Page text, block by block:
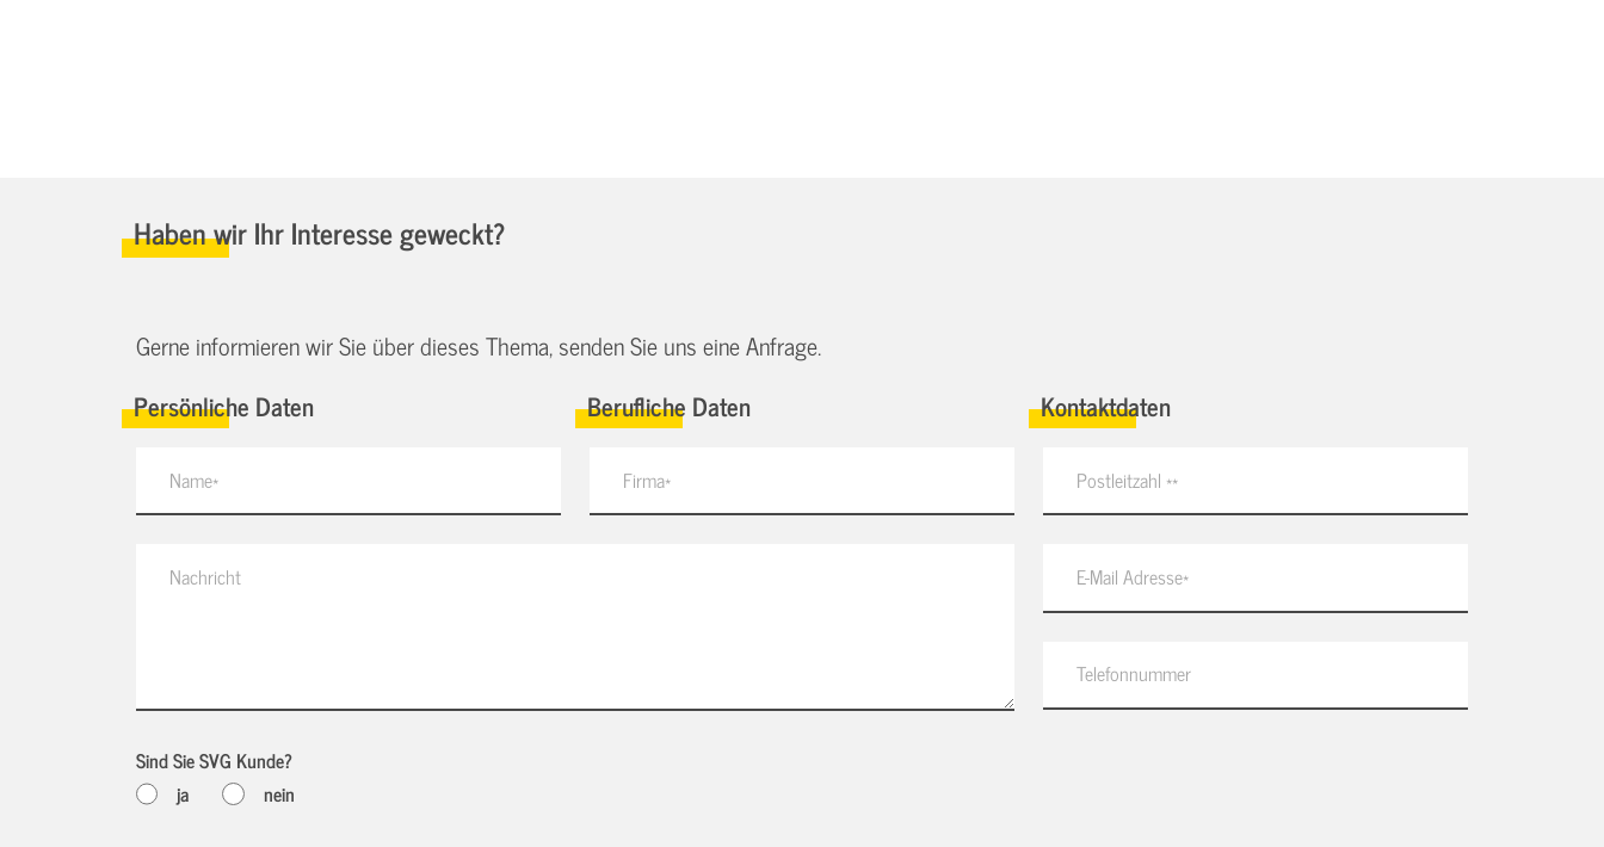
Haben wir Ihr Interesse geweckt?
Gerne informieren wir Sie über dieses Thema, senden Sie uns eine Anfrage.
Persönliche Daten Berufliche Daten Kontaktdaten
Sind Sie SVG Kunde?
ja
nein